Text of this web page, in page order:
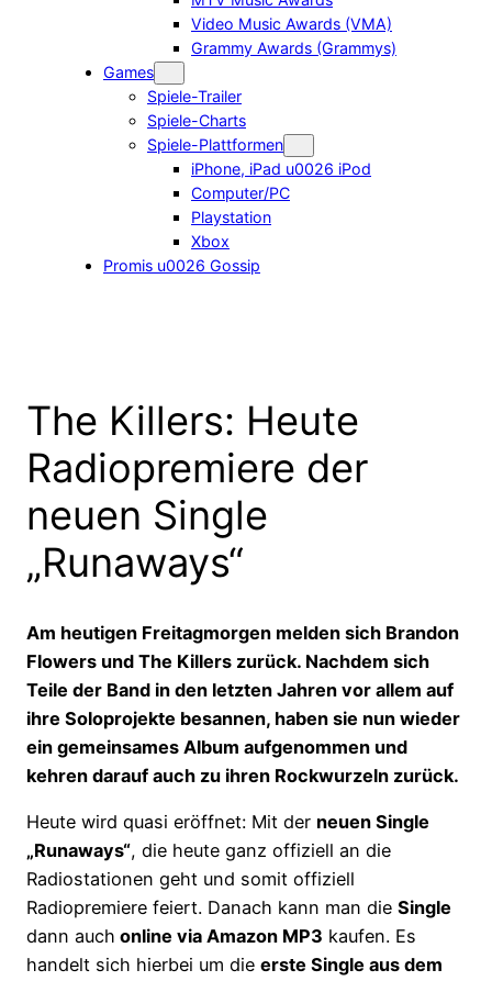
Video Music Awards (VMA)
Grammy Awards (Grammys)
Games
Spiele-Trailer
Spiele-Charts
Spiele-Plattformen
iPhone, iPad u0026 iPod
Computer/PC
Playstation
Xbox
Promis u0026 Gossip
The Killers: Heute
Radiopremiere der
neuen Single
„Runaways“
Am heutigen Freitagmorgen melden sich Brandon
Flowers und The Killers zurück. Nachdem sich
Teile der Band in den letzten Jahren vor allem auf
ihre Soloprojekte besannen, haben sie nun wieder
ein gemeinsames Album aufgenommen und
kehren darauf auch zu ihren Rockwurzeln zurück.
Heute wird quasi eröffnet: Mit der neuen Single
„Runaways“, die heute ganz offiziell an die
Radiostationen geht und somit offiziell
Radiopremiere feiert. Danach kann man die Single
dann auch online via Amazon MP3 kaufen. Es
handelt sich hierbei um die erste Single aus dem